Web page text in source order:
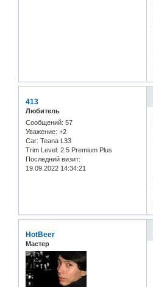
413
Любитель
Сообщений: 57
Уважение: +2
Car: Teana L33
Trim Level: 2.5 Premium Plus
Последний визит:
19.09.2022 14:34:21
HotBeer
Мастер